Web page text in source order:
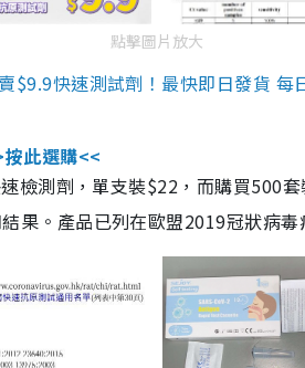
點擊圖片放大
$9.9快速測試劑！最快即日發貨 每
按此選購<<
檢測劑，單支裝$22，而購買500
果。產品已列在歐盟2019冠狀病毒